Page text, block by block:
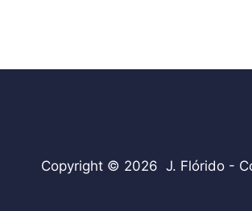
Copyright © 2026 J. Flórido -